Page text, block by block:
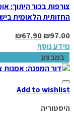
צורפות בכור היתוך:
החזותית הלאומית בישראל,
₪97.00
₪67.90
מידע נוסף
במבצע
Add to wishlist
היסטוריה